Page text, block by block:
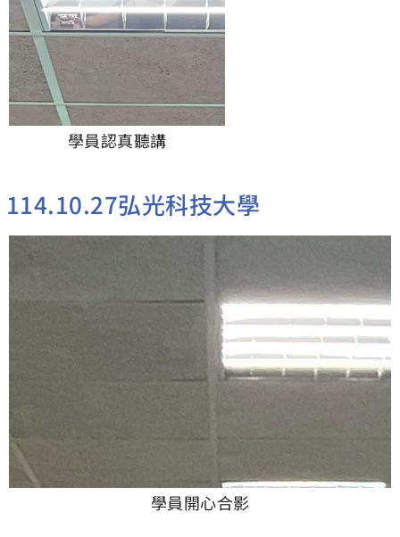
學員認真聽講
114.10.27弘光科技大學
學員開心合影